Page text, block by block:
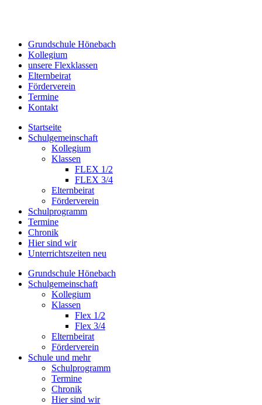
Grundschule Hönebach
Kollegium
unsere Flexklassen
Elternbeirat
Förderverein
Termine
Kontakt
Startseite
Schulgemeinschaft
Kollegium
Klassen
FLEX 1/2
FLEX 3/4
Elternbeirat
Förderverein
Schulprogramm
Termine
Chronik
Hier sind wir
Unterrichtszeiten neu
Grundschule Hönebach
Schulgemeinschaft
Kollegium
Klassen
Flex 1/2
Flex 3/4
Elternbeirat
Förderverein
Schule und mehr
Schulprogramm
Termine
Chronik
Hier sind wir